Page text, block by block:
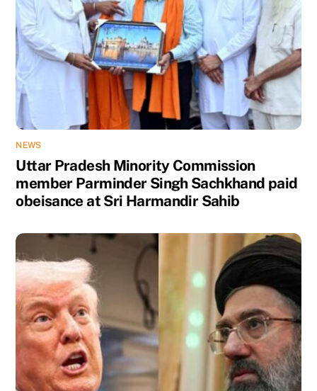
NEWS
Uttar Pradesh Minority Commission
member Parminder Singh Sachkhand paid
obeisance at Sri Harmandir Sahib